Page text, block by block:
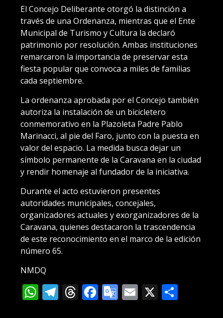
El Concejo Deliberante otorgó la distinción a
través de una Ordenanza, mientras que el Ente
Municipal de Turismo y Cultura la declaró
patrimonio por resolución. Ambas instituciones
remarcaron la importancia de preservar esta
fiesta popular que convoca a miles de familias
cada septiembre.
La ordenanza aprobada por el Concejo también
autoriza la instalación de un bicicletero
conmemorativo en la Plazoleta Padre Pablo
Marinacci, al pie del Faro, junto con la puesta en
valor del espacio. La medida busca dejar un
símbolo permanente de la Caravana en la ciudad
y rendir homenaje al fundador de la iniciativa.
Durante el acto estuvieron presentes
autoridades municipales, concejales,
organizadores actuales y exorganizadores de la
Caravana, quienes destacaron la trascendencia
de este reconocimiento en el marco de la edición
número 65.
NMDQ
WhatsApp
Telegram
Threads
Facebook
Google
Email
X